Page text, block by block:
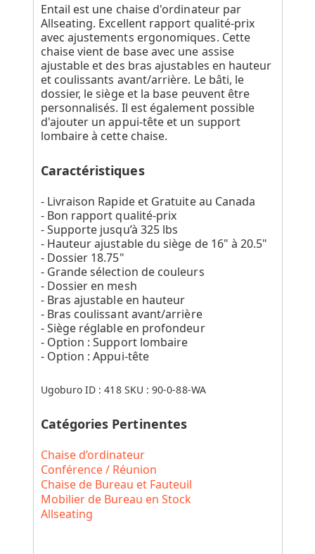
Entail est une chaise d'ordinateur par
Allseating. Excellent rapport qualité-prix
avec ajustements ergonomiques. Cette
chaise vient de base avec une assise
ajustable et des bras ajustables en hauteur
et coulissants avant/arrière. Le bâti, le
dossier, le siège et la base peuvent être
personnalisés. Il est également possible
d'ajouter un appui-tête et un support
lombaire à cette chaise.
Caractéristiques
- Livraison Rapide et Gratuite au Canada
- Bon rapport qualité-prix
- Supporte jusqu’à 325 lbs
- Hauteur ajustable du siège de 16" à 20.5"
- Dossier 18.75"
- Grande sélection de couleurs
- Dossier en mesh
- Bras ajustable en hauteur
- Bras coulissant avant/arrière
- Siège réglable en profondeur
- Option : Support lombaire
- Option : Appui-tête
Ugoburo ID :418 SKU :90-0-88-WA
Catégories Pertinentes
Chaise d’ordinateur
Conférence / Réunion
Chaise de Bureau et Fauteuil
Mobilier de Bureau en Stock
Allseating